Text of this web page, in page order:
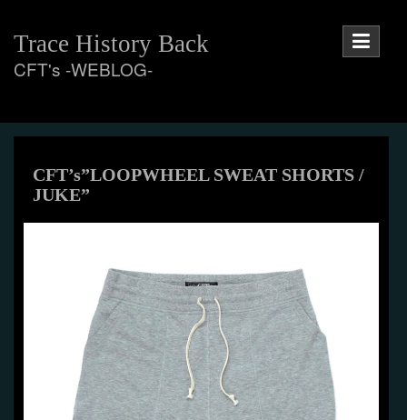
content
Trace History Back
CFT's -WEBLOG-
CFT’s”LOOPWHEEL SWEAT SHORTS /
JUKE”